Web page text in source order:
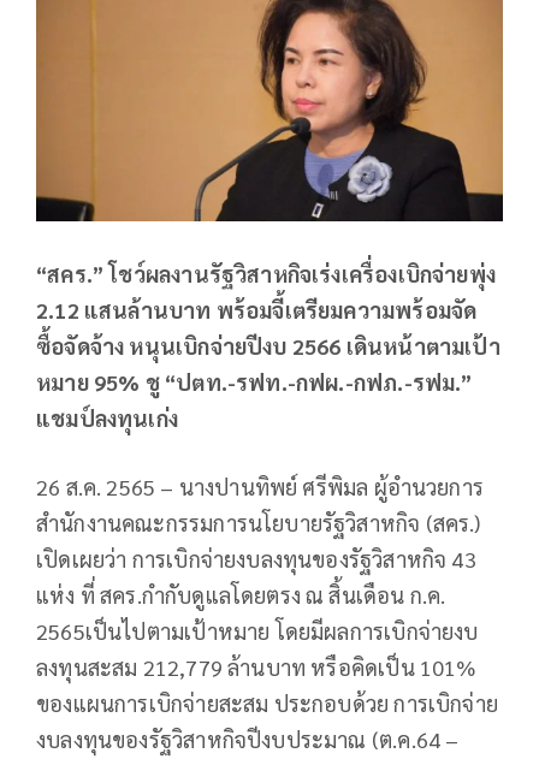
“สคร.” โชว์ผลงานรัฐวิสาหกิจเร่งเครื่องเบิกจ่ายพุ่ง
2.12 แสนล้านบาท พร้อมจี้เตรียมความพร้อมจัด
ซื้อจัดจ้าง หนุนเบิกจ่ายปีงบ 2566 เดินหน้าตามเป้า
หมาย 95% ชู “ปตท.-รฟท.-กฟผ.-กฟภ.-รฟม.”
แชมป์ลงทุนเก่ง
26 ส.ค. 2565 – นางปานทิพย์ ศรีพิมล ผู้อำนวยการ
สำนักงานคณะกรรมการนโยบายรัฐวิสาหกิจ (สคร.)
เปิดเผยว่า การเบิกจ่ายงบลงทุนของรัฐวิสาหกิจ 43
แห่ง ที่ สคร.กำกับดูแลโดยตรง ณ สิ้นเดือน ก.ค.
2565เป็นไปตามเป้าหมาย โดยมีผลการเบิกจ่ายงบ
ลงทุนสะสม 212,779 ล้านบาท หรือคิดเป็น 101%
ของแผนการเบิกจ่ายสะสม ประกอบด้วย การเบิกจ่าย
งบลงทุนของรัฐวิสาหกิจปีงบประมาณ (ต.ค.64 –